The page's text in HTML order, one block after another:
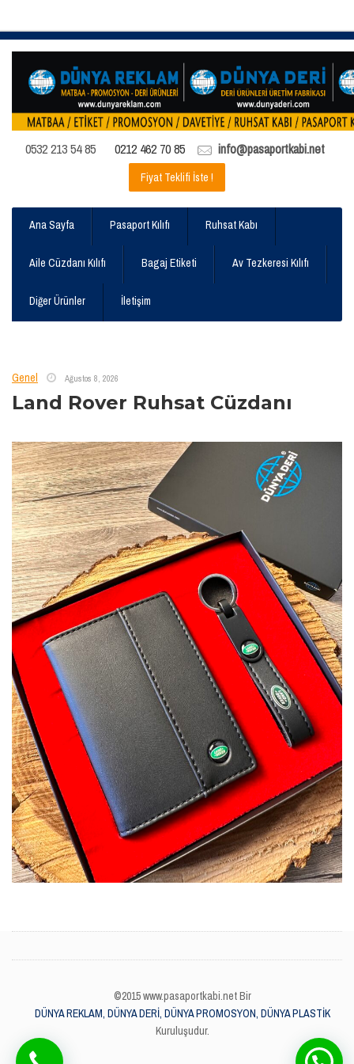
0532 213 54 85 0212 462 70 85 info@pasaportkabi.net
Fiyat Teklifi İste !
Ana Sayfa Pasaport Kılıfı Ruhsat Kabı
Aile Cüzdanı Kılıfı Bagaj Etiketi Av Tezkeresi Kılıfı
Diğer Ürünler İletişim
Genel Ağustos 8, 2026
Land Rover Ruhsat Cüzdanı
©2015 www.pasaportkabi.net Bir
DÜNYA REKLAM, DÜNYA DERİ, DÜNYA PROMOSYON, DÜNYA PLASTİK
Kuruluşudur.